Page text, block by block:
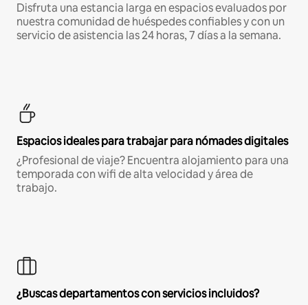
Disfruta una estancia larga en espacios evaluados por
nuestra comunidad de huéspedes confiables y con un
servicio de asistencia las 24 horas, 7 días a la semana.
Espacios ideales para trabajar para nómades digitales
¿Profesional de viaje? Encuentra alojamiento para una
temporada con wifi de alta velocidad y área de
trabajo.
¿Buscas departamentos con servicios incluidos?